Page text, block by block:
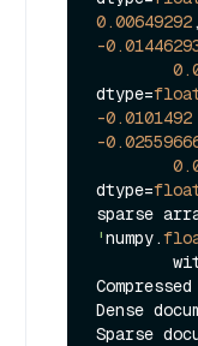
0.00649292
-
dtype=
-0.0101492
-
dtype=
sparse
'numpy.
Dense
Sparse